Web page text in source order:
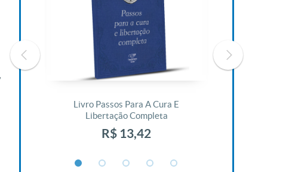
Livro Passos Para A Cura E
Libertação Completa
R$ 13,42